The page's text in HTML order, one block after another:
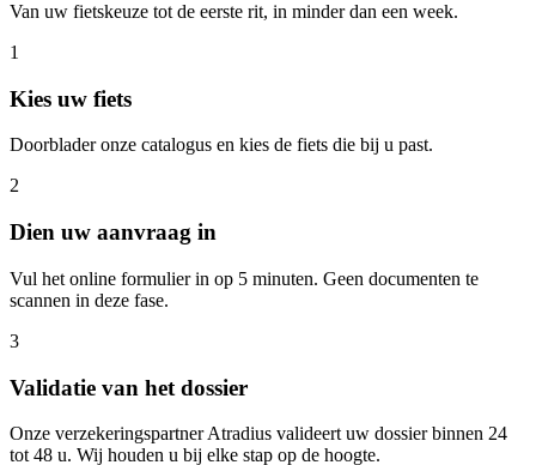
Van uw fietskeuze tot de eerste rit, in minder dan een week.
1
Kies uw fiets
Doorblader onze catalogus en kies de fiets die bij u past.
2
Dien uw aanvraag in
Vul het online formulier in op 5 minuten. Geen documenten te
scannen in deze fase.
3
Validatie van het dossier
Onze verzekeringspartner Atradius valideert uw dossier binnen 24
tot 48 u. Wij houden u bij elke stap op de hoogte.